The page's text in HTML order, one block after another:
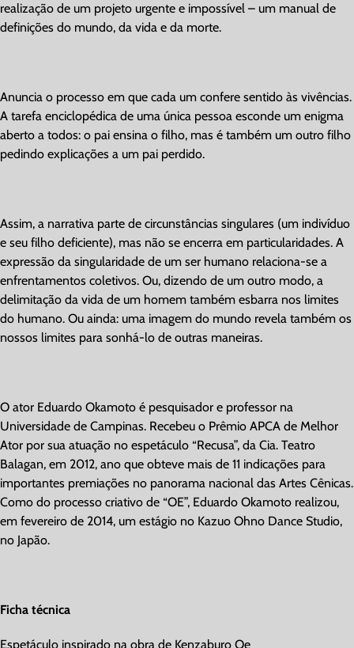
realização de um projeto urgente e impossível – um manual de
definições do mundo, da vida e da morte.
Anuncia o processo em que cada um confere sentido às vivências.
A tarefa enciclopédica de uma única pessoa esconde um enigma
aberto a todos: o pai ensina o filho, mas é também um outro filho
pedindo explicações a um pai perdido.
Assim, a narrativa parte de circunstâncias singulares (um indivíduo
e seu filho deficiente), mas não se encerra em particularidades. A
expressão da singularidade de um ser humano relaciona-se a
enfrentamentos coletivos. Ou, dizendo de um outro modo, a
delimitação da vida de um homem também esbarra nos limites
do humano. Ou ainda: uma imagem do mundo revela também os
nossos limites para sonhá-lo de outras maneiras.
O ator Eduardo Okamoto é pesquisador e professor na
Universidade de Campinas. Recebeu o Prêmio APCA de Melhor
Ator por sua atuação no espetáculo “Recusa”, da Cia. Teatro
Balagan, em 2012, ano que obteve mais de 11 indicações para
importantes premiações no panorama nacional das Artes Cênicas.
Como do processo criativo de “OE”, Eduardo Okamoto realizou,
em fevereiro de 2014, um estágio no Kazuo Ohno Dance Studio,
no Japão.
Ficha técnica
Espetáculo inspirado na obra de Kenzaburo Oe